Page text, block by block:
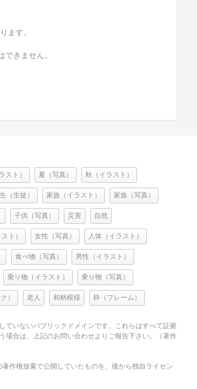
ます。
きません。
スト） 夏（写真） 秋（イラスト）
（生徒） 家族（イラスト） 家族（写真）
子供（写真） 災害 自然
ト） 女性（写真） 人体（イラスト）
食べ物（写真） 男性（イラスト）
乗り物（イラスト） 乗り物（写真）
） 老人 和柄模様 枠（フレーム）
ていないパブリックドメインです。これらはすべて証拠
場合は、上記のお問い合わせよりご報告下さい。（著作
作権放棄で公開していたものを、後から独自ライセン